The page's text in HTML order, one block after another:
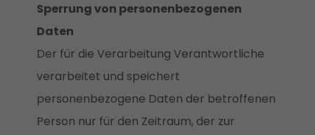
Sperrung von personenbezogenen
Daten
Der für die Verarbeitung Verantwortliche
verarbeitet und speichert
personenbezogene Daten der betroffenen
Person nur für den Zeitraum, der zur